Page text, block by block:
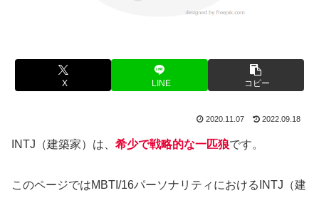
X LINE コピー
2020.11.07 2022.09.18
INTJ（建築家）は、 希少で戦略的な一匹狼です。
このページではMBTI/16パーソナリティにおけるINTJ（建